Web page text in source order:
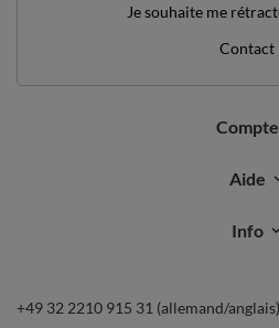
Je souhaite me
Contact
Compte
Aide
Info
+49 32 2210 915 31 (allemand/anglais)